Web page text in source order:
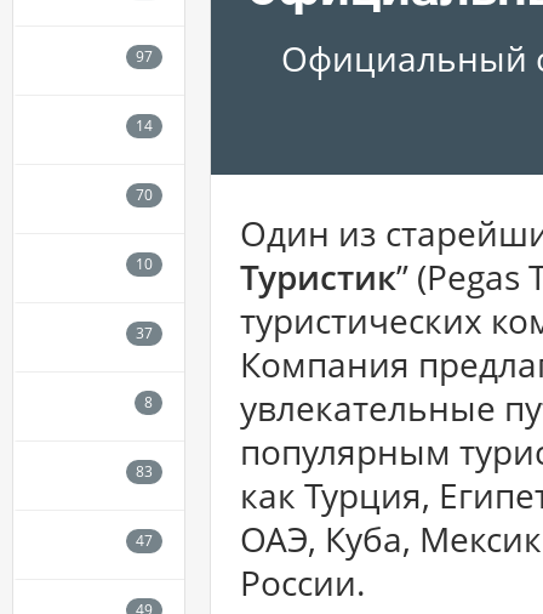
Официальный
Один из
Туристик”
туристических
Компания
увлекательные
популярным
как Турция,
ОАЭ, Куба,
России.